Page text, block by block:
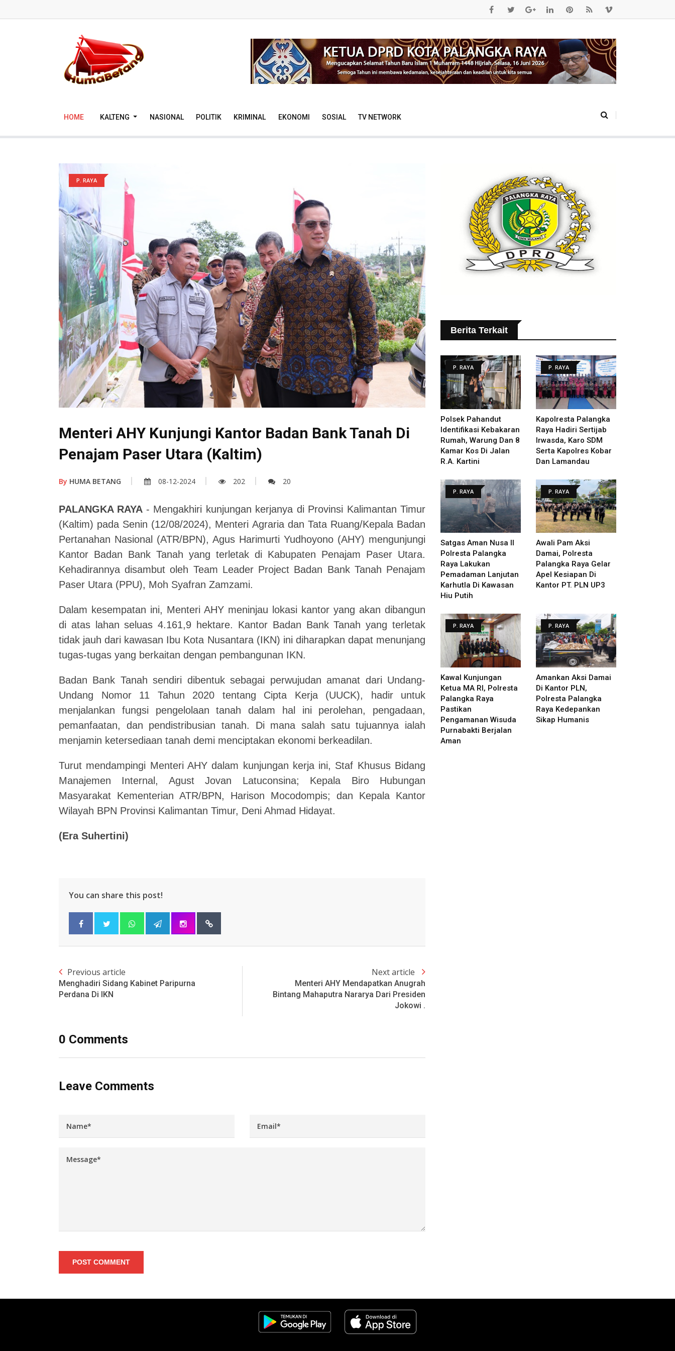
HOME KALTENG NASIONAL POLITIK KRIMINAL EKONOMI SOSIAL TV NETWORK
P. RAYA
Menteri AHY Kunjungi Kantor Badan Bank Tanah Di
Penajam Paser Utara (Kaltim)
By HUMA BETANG 08-12-2024 202 20
PALANGKA RAYA - Mengakhiri kunjungan kerjanya di Provinsi Kalimantan Timur
(Kaltim) pada Senin (12/08/2024), Menteri Agraria dan Tata Ruang/Kepala Badan
Pertanahan Nasional (ATR/BPN), Agus Harimurti Yudhoyono (AHY) mengunjungi
Kantor Badan Bank Tanah yang terletak di Kabupaten Penajam Paser Utara.
Kehadirannya disambut oleh Team Leader Project Badan Bank Tanah Penajam
Paser Utara (PPU), Moh Syafran Zamzami.
Dalam kesempatan ini, Menteri AHY meninjau lokasi kantor yang akan dibangun
di atas lahan seluas 4.161,9 hektare. Kantor Badan Bank Tanah yang terletak
tidak jauh dari kawasan Ibu Kota Nusantara (IKN) ini diharapkan dapat menunjang
tugas-tugas yang berkaitan dengan pembangunan IKN.
Badan Bank Tanah sendiri dibentuk sebagai perwujudan amanat dari Undang-
Undang Nomor 11 Tahun 2020 tentang Cipta Kerja (UUCK), hadir untuk
menjalankan fungsi pengelolaan tanah dalam hal ini perolehan, pengadaan,
pemanfaatan, dan pendistribusian tanah. Di mana salah satu tujuannya ialah
menjamin ketersediaan tanah demi menciptakan ekonomi berkeadilan.
Turut mendampingi Menteri AHY dalam kunjungan kerja ini, Staf Khusus Bidang
Manajemen Internal, Agust Jovan Latuconsina; Kepala Biro Hubungan
Masyarakat Kementerian ATR/BPN, Harison Mocodompis; dan Kepala Kantor
Wilayah BPN Provinsi Kalimantan Timur, Deni Ahmad Hidayat.
(Era Suhertini)
You can share this post!
Previous article
Menghadiri Sidang Kabinet Paripurna
Perdana Di IKN
Next article
Menteri AHY Mendapatkan Anugrah
Bintang Mahaputra Nararya Dari Presiden
Jokowi .
0 Comments
Leave Comments
POST COMMENT
Berita Terkait
P. RAYA
Polsek Pahandut
Identifikasi Kebakaran
Rumah, Warung Dan 8
Kamar Kos Di Jalan
R.A. Kartini
P. RAYA
Kapolresta Palangka
Raya Hadiri Sertijab
Irwasda, Karo SDM
Serta Kapolres Kobar
Dan Lamandau
P. RAYA
Satgas Aman Nusa II
Polresta Palangka
Raya Lakukan
Pemadaman Lanjutan
Karhutla Di Kawasan
Hiu Putih
P. RAYA
Awali Pam Aksi
Damai, Polresta
Palangka Raya Gelar
Apel Kesiapan Di
Kantor PT. PLN UP3
P. RAYA
Kawal Kunjungan
Ketua MA RI, Polresta
Palangka Raya
Pastikan
Pengamanan Wisuda
Purnabakti Berjalan
Aman
P. RAYA
Amankan Aksi Damai
Di Kantor PLN,
Polresta Palangka
Raya Kedepankan
Sikap Humanis